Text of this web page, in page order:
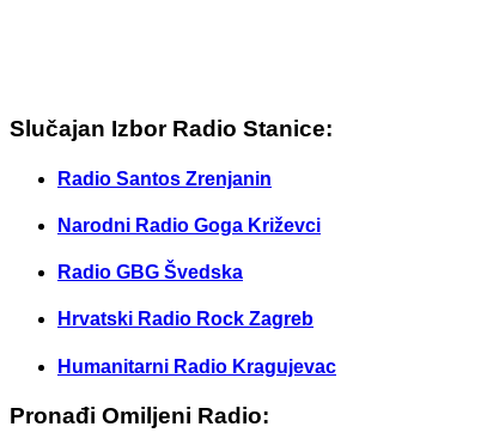
Slučajan Izbor Radio Stanice:
Radio Santos Zrenjanin
Narodni Radio Goga Križevci
Radio GBG Švedska
Hrvatski Radio Rock Zagreb
Humanitarni Radio Kragujevac
Pronađi Omiljeni Radio: